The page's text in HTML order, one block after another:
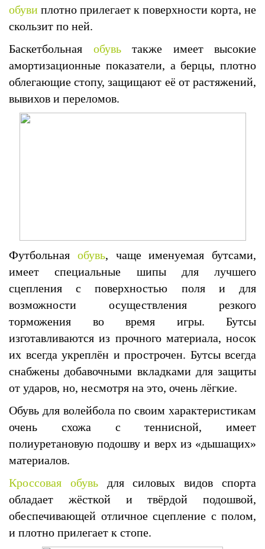
обуви плотно прилегает к поверхности корта, не
скользит по ней.
Баскетбольная обувьтакже имеет высокие
амортизационные показатели, а берцы, плотно
облегающие стопу, защищают её от растяжений,
вывихов и переломов.
Футбольная обувь, чаще именуемая бутсами,
имеет специальные шипы для лучшего
сцепления с поверхностью поля и для
возможности осуществления резкого
торможения во время игры. Бутсы
изготавливаются из прочного материала, носок
их всегда укреплён и прострочен. Бутсы всегда
снабжены добавочными вкладками для защиты
от ударов, но, несмотря на это, очень лёгкие.
Обувь для волейбола по своим характеристикам
очень схожа с теннисной, имеет
полиуретановую подошву и верх из «дышащих»
материалов.
Кроссовая обувьдля силовых видов спорта
обладает жёсткой и твёрдой подошвой,
обеспечивающей отличное сцепление с полом,
и плотно прилегает к стопе.